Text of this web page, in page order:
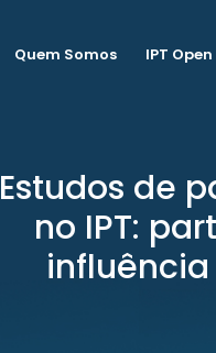
Quem Somos IPT Open
Estudos de
no IPT: